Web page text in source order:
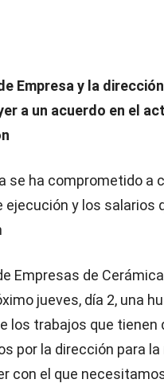
Empresa y la dirección
a un acuerdo en el
se ha comprometido a
ejecución y los salarios
Empresas de
jueves, día 2, una
los trabajos que
por la dirección para
con el que